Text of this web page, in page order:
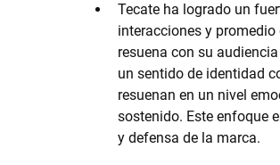
Tecate ha logrado un
interacciones y
resuena con su
un sentido de identidad
resuenan en un nivel
sostenido. Este enfoque
y defensa de la marca.